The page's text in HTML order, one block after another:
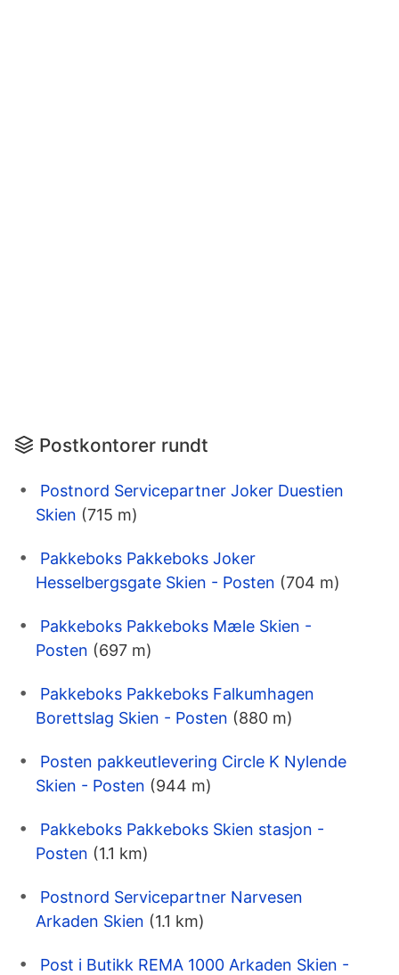
Postkontorer rundt
Postnord Servicepartner Joker Duestien
Skien (715 m)
Pakkeboks Pakkeboks Joker
Hesselbergsgate Skien - Posten (704 m)
Pakkeboks Pakkeboks Mæle Skien -
Posten (697 m)
Pakkeboks Pakkeboks Falkumhagen
Borettslag Skien - Posten (880 m)
Posten pakkeutlevering Circle K Nylende
Skien - Posten (944 m)
Pakkeboks Pakkeboks Skien stasjon -
Posten (1.1 km)
Postnord Servicepartner Narvesen
Arkaden Skien (1.1 km)
Post i Butikk REMA 1000 Arkaden Skien -